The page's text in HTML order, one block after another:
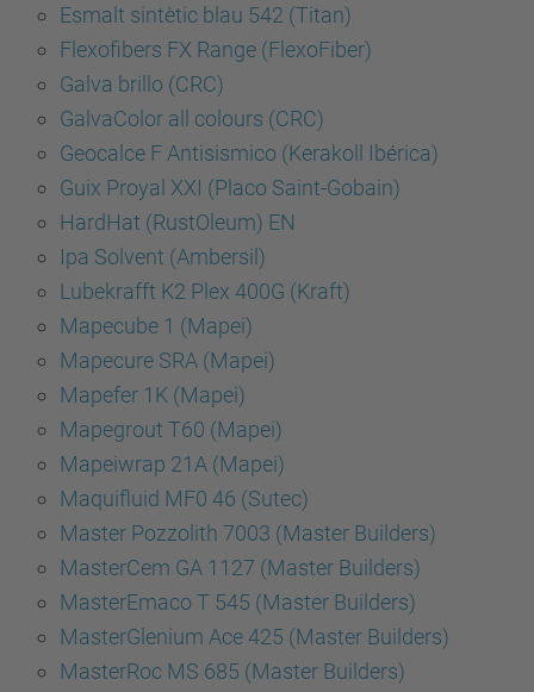
Esmalt sintètic blau 542 (Titan)
Flexofibers FX Range (FlexoFiber)
Galva brillo (CRC)
GalvaColor all colours (CRC)
Geocalce F Antisismico (Kerakoll Ibérica)
Guix Proyal XXI (Placo Saint-Gobain)
HardHat (RustOleum) EN
Ipa Solvent (Ambersil)
Lubekrafft K2 Plex 400G (Kraft)
Mapecube 1 (Mapei)
Mapecure SRA (Mapei)
Mapefer 1K (Mapei)
Mapegrout T60 (Mapei)
Mapeiwrap 21A (Mapei)
Maquifluid MF0 46 (Sutec)
Master Pozzolith 7003 (Master Builders)
MasterCem GA 1127 (Master Builders)
MasterEmaco T 545 (Master Builders)
MasterGlenium Ace 425 (Master Builders)
MasterRoc MS 685 (Master Builders)